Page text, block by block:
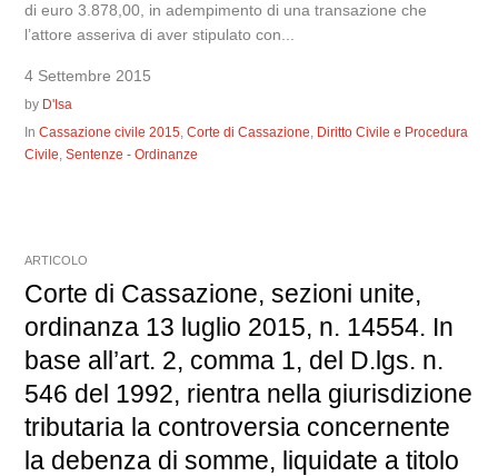
di euro 3.878,00, in adempimento di una transazione che
l’attore asseriva di aver stipulato con...
4 Settembre 2015
by D'Isa
InCassazione civile 2015,Corte di Cassazione, Diritto Civile e Procedura
Civile,Sentenze - Ordinanze
ARTICOLO
Corte di Cassazione, sezioni unite,
ordinanza 13 luglio 2015, n. 14554. In
base all’art. 2, comma 1, del D.lgs. n.
546 del 1992, rientra nella giurisdizione
tributaria la controversia concernente
la debenza di somme, liquidate a titolo